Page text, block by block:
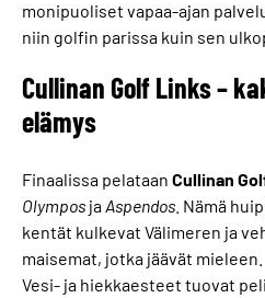
monipuoliset vapaa-ajan
niin golfin parissa kuin sen
Cullinan Golf Links –
elämys
Finaalissa pelataan Cullinan
Olympos ja Aspendos . Nämä
kentät kulkevat Välimeren ja
maisemat, jotka jäävät mieleen.
Vesi- ja hiekkaesteet tuovat